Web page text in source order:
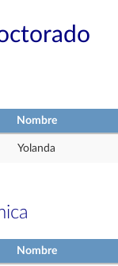
Nombre
Yolanda
Nombre